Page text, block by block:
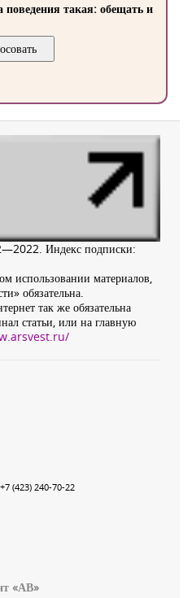
поведения такая: обещать и
Индекс подписки:
использовании материалов,
обязательна.
так же обязательна
статьи, или на главную
+7 (423) 240-70-22
«АВ»